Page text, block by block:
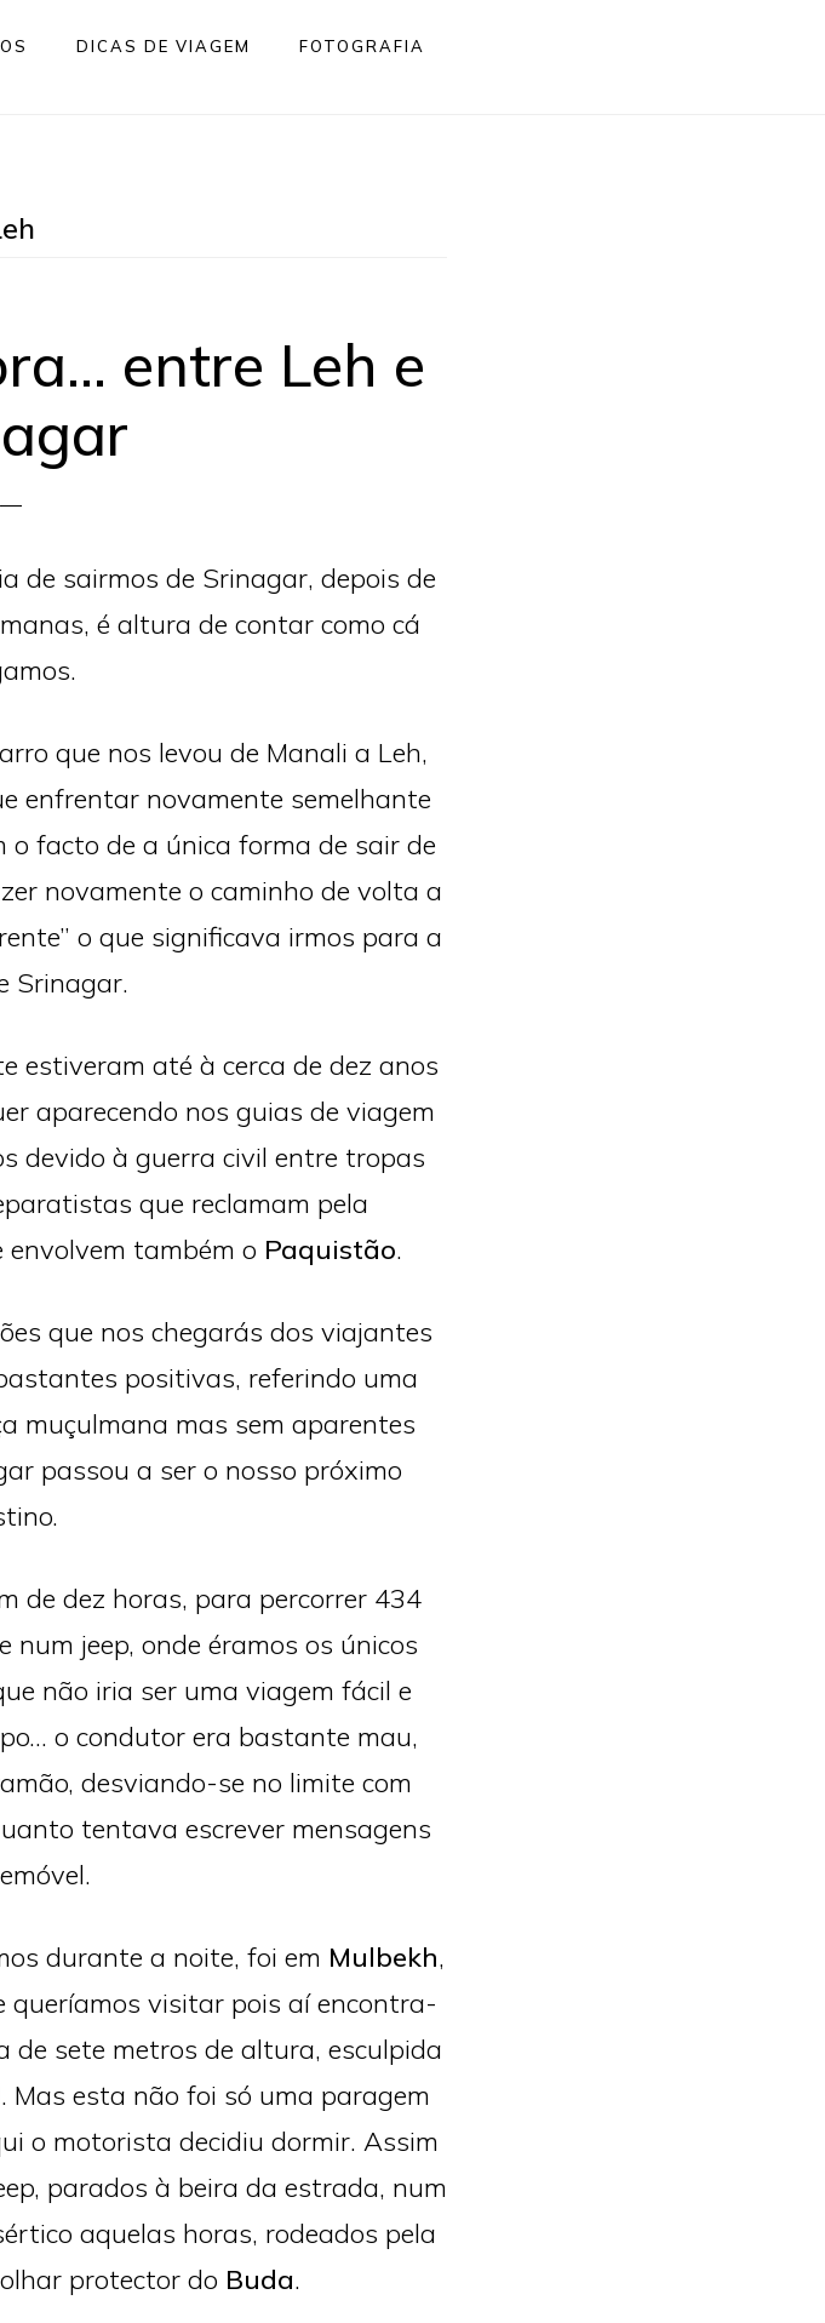
DICAS DE VIAGEM FOTOGRAFIA
entre Leh e
de sairmos de Srinagar, depois de
é altura de contar como cá
que nos levou de Manali a Leh,
enfrentar novamente semelhante
facto de a única forma de sair de
novamente o caminho de volta a
o que significava irmos para a
Srinagar.
estiveram até à cerca de dez anos
aparecendo nos guias de viagem
devido à guerra civil entre tropas
que reclamam pela
envolvem também o Paquistão.
que nos chegarás dos viajantes
positivas, referindo uma
muçulmana mas sem aparentes
passou a ser o nosso próximo
de dez horas, para percorrer 434
jeep, onde éramos os únicos
não iria ser uma viagem fácil e
o condutor era bastante mau,
desviando-se no limite com
tentava escrever mensagens
durante a noite, foi em Mulbekh,
queríamos visitar pois aí encontra-
de sete metros de altura, esculpida
Mas esta não foi só uma paragem
o motorista decidiu dormir. Assim
parados à beira da estrada, num
aquelas horas, rodeados pela
protector do Buda.